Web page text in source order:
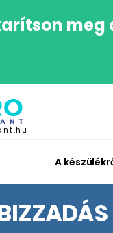
meg
A